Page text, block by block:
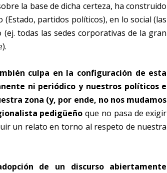
la base de dicha certeza, ha construido
partidos políticos), en lo social (las
todas las sedes corporativas de la gran
culpa en la configuración de esta
ni periódico y nuestros políticos e
zona (y, por ende, no nos mudamos
pedigüeño que no pasa de exigir
un relato en torno al respeto de nuestra
de un discurso abiertamente